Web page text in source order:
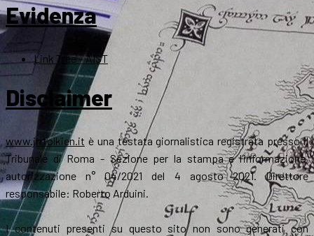
Evidenza
Link Tree – AIST
Disclaimer
www.jrrtolkien.it è una testata giornalistica registrata presso il
Tribunale di Roma - Sezione per la stampa e l’informazione,
autorizzazione n° 04/2021 del 4 agosto 2021. Direttore
responsabile: Roberto Arduini.
I contenuti presenti su questo sito non sono generati con